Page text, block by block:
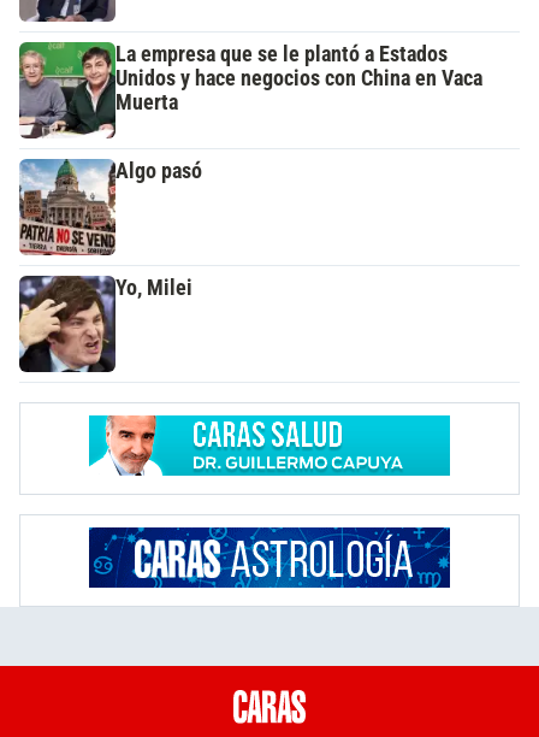
La empresa que se le plantó a Estados
Unidos y hace negocios con China en Vaca
Muerta
Algo pasó
Yo, Milei